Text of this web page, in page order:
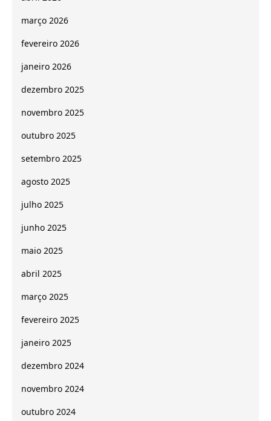
março 2026
fevereiro 2026
janeiro 2026
dezembro 2025
novembro 2025
outubro 2025
setembro 2025
agosto 2025
julho 2025
junho 2025
maio 2025
abril 2025
março 2025
fevereiro 2025
janeiro 2025
dezembro 2024
novembro 2024
outubro 2024